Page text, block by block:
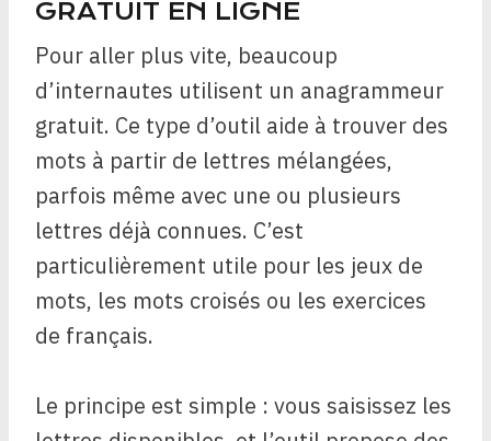
GRATUIT EN LIGNE
Pour aller plus vite, beaucoup
d’internautes utilisent un anagrammeur
gratuit. Ce type d’outil aide à trouver des
mots à partir de lettres mélangées,
parfois même avec une ou plusieurs
lettres déjà connues. C’est
particulièrement utile pour les jeux de
mots, les mots croisés ou les exercices
de français.
Le principe est simple : vous saisissez les